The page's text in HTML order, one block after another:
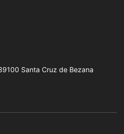
Santa Cruz de Bezana